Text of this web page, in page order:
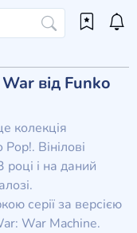
від Funko
колекція
Вінілові
році і на даний
серії за версією
War Machine.